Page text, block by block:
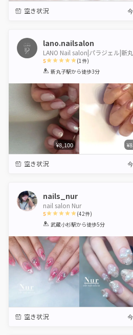
空き状況
lano.nailsalon
LANO Nail salon|パラジェル|新
5
1 2 3 4 5
(1件)
新丸子駅から徒歩3分
¥8,100
空き状況
nails_nur
nail salon Nur
5
1 2 3 4 5
(42件)
武蔵小杉駅から徒歩5分
空き状況